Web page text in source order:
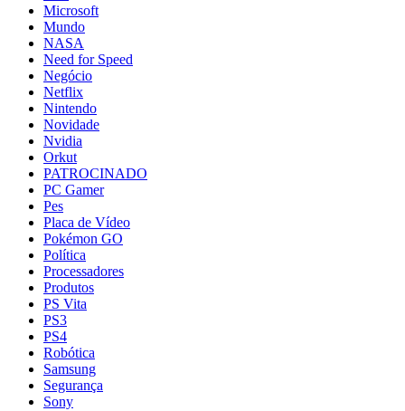
Microsoft
Mundo
NASA
Need for Speed
Negócio
Netflix
Nintendo
Novidade
Nvidia
Orkut
PATROCINADO
PC Gamer
Pes
Placa de Vídeo
Pokémon GO
Política
Processadores
Produtos
PS Vita
PS3
PS4
Robótica
Samsung
Segurança
Sony